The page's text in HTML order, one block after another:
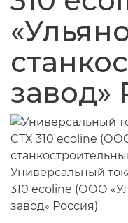
завод»
Универсальный
310 ecoline (ООО
завод» Россия)